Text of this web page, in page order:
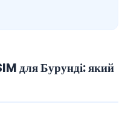
для Бурунді: який